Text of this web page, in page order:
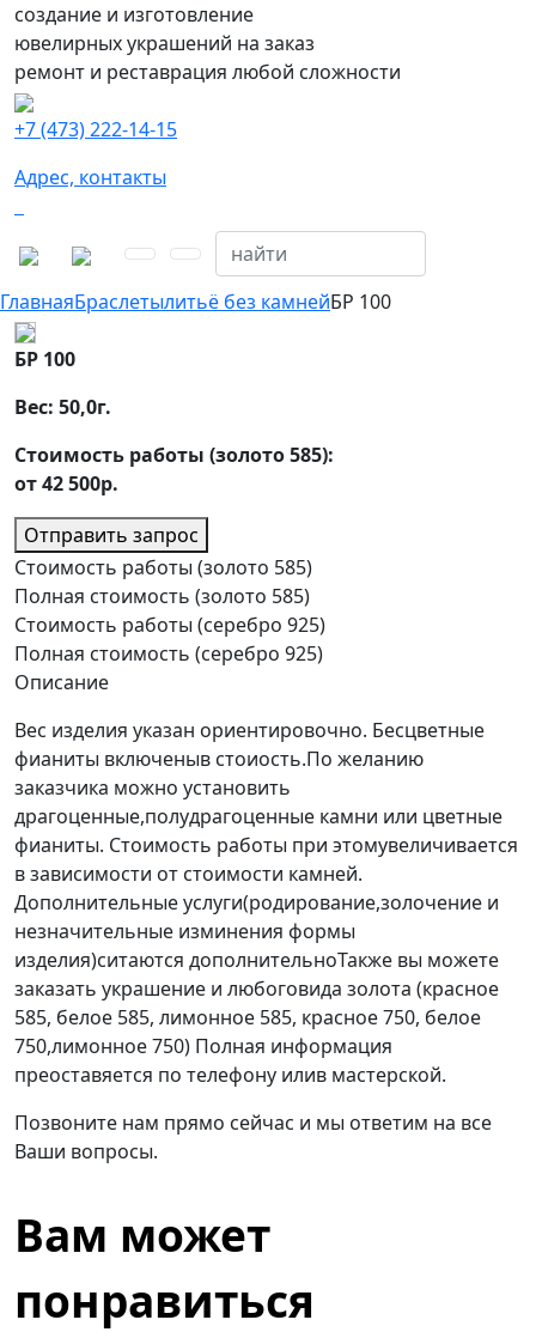
создание и изготовление
ювелирных украшений на заказ
ремонт и реставрация любой сложности
+7 (473) 222-14-15
Адрес, контакты
ГлавнаяБраслетылитьё без камнейБР 100
БР 100
Вес: 50,0г.
Стоимость работы (золото 585):
от 42 500р.
Отправить запрос
Стоимость работы (золото 585)
Полная стоимость (золото 585)
Стоимость работы (серебро 925)
Полная стоимость (серебро 925)
Описание
Вес изделия указан ориентировочно. Бесцветные
фианиты включеныв стоиость.По желанию
заказчика можно установить
драгоценные,полудрагоценные камни или цветные
фианиты. Стоимость работы при этомувеличивается
в зависимости от стоимости камней.
Дополнительные услуги(родирование,золочение и
незначительные изминения формы
изделия)ситаются дополнительноТакже вы можете
заказать украшение и любоговида золота (красное
585, белое 585, лимонное 585, красное 750, белое
750,лимонное 750) Полная информация
преоставяется по телефону илив мастерской.
Позвоните нам прямо сейчас и мы ответим на все
Ваши вопросы.
Вам может
понравиться